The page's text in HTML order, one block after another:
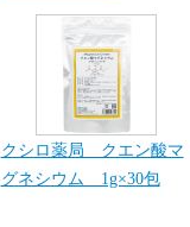
クシロ薬局 クエン酸マ
グネシウム 1g×30包